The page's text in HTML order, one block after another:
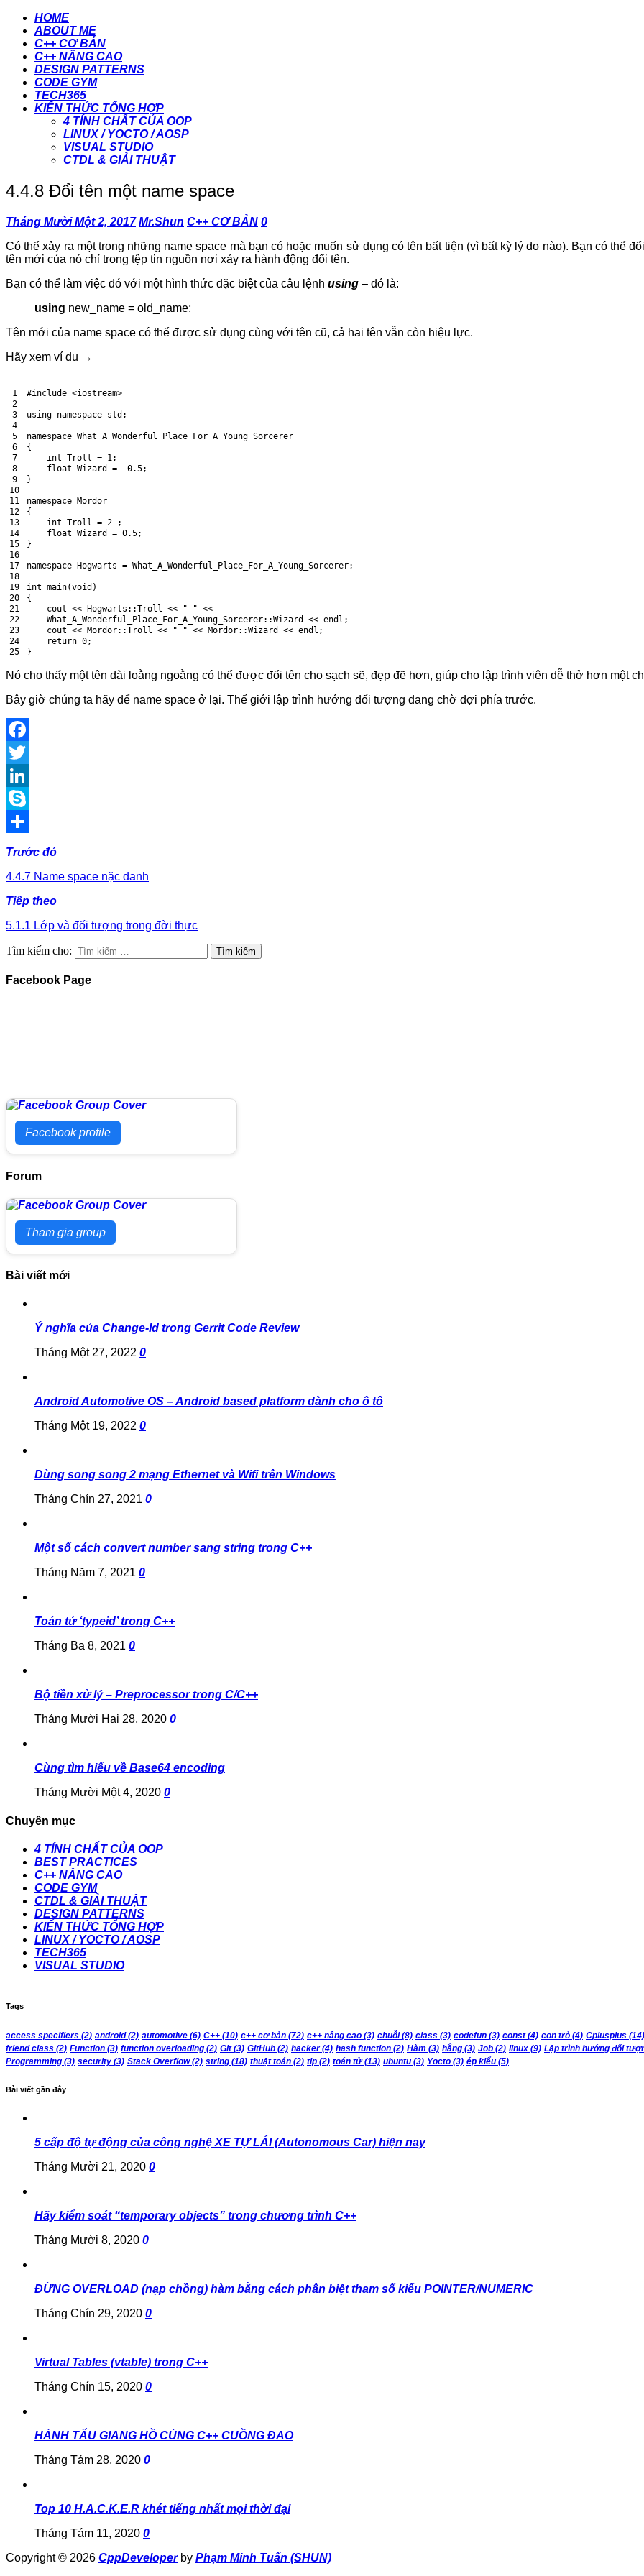
HOME
ABOUT ME
C++ CƠ BẢN
C++ NÂNG CAO
DESIGN PATTERNS
CODE GYM
TECH365
KIẾN THỨC TỔNG HỢP
4 TÍNH CHẤT CỦA OOP
LINUX / YOCTO / AOSP
VISUAL STUDIO
CTDL & GIẢI THUẬT
4.4.8 Đổi tên một name space
Tháng Mười Một 2, 2017 Mr.Shun C++ CƠ BẢN 0
Có thể xảy ra một trong những name space mà bạn có hoặc muốn sử dụng có tên bất tiện (vì bất kỳ lý do nào). Bạn có thể
tên mới của nó chỉ trong tệp tin nguồn nơi xảy ra hành động đổi tên.
Bạn có thể làm việc đó với một hình thức đặc biệt của câu lệnh using – đó là:
using new_name = old_name;
Tên mới của name space có thể được sử dụng cùng với tên cũ, cả hai tên vẫn còn hiệu lực.
Hãy xem ví dụ →
1
2
3
4
5
6
7
8
9
10
11
12
13
14
15
16
17
18
19
20
21
22
23
24
25
#include <iostream>
using namespace std ;
namespace What_A_Wonderful_Place_For_A_Young_Sorcerer
{
int Troll = 1;
float Wizard = -0.5;
}
namespace Mordor
{
int Troll = 2
;
float Wizard = 0.5;
}
namespace Hogwarts = What_A_Wonderful_Place_For_A_Young_Sorcerer;
int main(void )
{
cout << Hogwarts : :Troll << " " <<
What_A_Wonderful_Place_For_A_Young_Sorcerer: :Wizard << endl ;
cout << Mordor: :Troll << " " << Mordor: :Wizard << endl ;
return 0;
}
Nó cho thấy một tên dài loằng ngoằng có thể được đổi tên cho sạch sẽ, đẹp đẽ hơn, giúp cho lập trình viên dễ thở hơn một
Bây giờ chúng ta hãy để name space ở lại. Thế giới lập trình hướng đối tượng đang chờ đợi phía trước.
Facebook
Twitter
LinkedIn
Skype
Share
Trước đó
4.4.7 Name space nặc danh
Tiếp theo
5.1.1 Lớp và đối tượng trong đời thực
Tìm kiếm cho:
Facebook Page
Facebook profile
Forum
Tham gia group
Bài viết mới
Ý nghĩa của Change-Id trong Gerrit Code Review
Tháng Một 27, 2022 0
Android Automotive OS – Android based platform dành cho ô tô
Tháng Một 19, 2022 0
Dùng song song 2 mạng Ethernet và Wifi trên Windows
Tháng Chín 27, 2021 0
Một số cách convert number sang string trong C++
Tháng Năm 7, 2021 0
Toán tử ‘typeid’ trong C++
Tháng Ba 8, 2021 0
Bộ tiền xử lý – Preprocessor trong C/C++
Tháng Mười Hai 28, 2020 0
Cùng tìm hiểu về Base64 encoding
Tháng Mười Một 4, 2020 0
Chuyên mục
4 TÍNH CHẤT CỦA OOP
BEST PRACTICES
C++ NÂNG CAO
CODE GYM
CTDL & GIẢI THUẬT
DESIGN PATTERNS
KIẾN THỨC TỔNG HỢP
LINUX / YOCTO / AOSP
TECH365
VISUAL STUDIO
Tags
access specifiers (2) android(2) automotive (6) C++ (10) c++ cơ bản (72) c++ nâng cao (3) chuỗi(8) class (3) codefun (3) const(4) con trỏ (4) Cplusplus (14)
friend class (2) Function (3) function overloading (2) Git(3) GitHub (2) hacker(4) hash function (2) Hàm (3) hằng (3) Job (2) linux (9) Lập trình hướng đối
Programming (3) security (3) Stack Overflow(2) string (18) thuật toán (2) tip (2) toán tử(13) ubuntu (3) Yocto (3) ép kiểu (5)
Bài viết gần đây
5 cấp độ tự động của công nghệ XE TỰ LÁI (Autonomous Car) hiện nay
Tháng Mười 21, 2020 0
Hãy kiểm soát “temporary objects” trong chương trình C++
Tháng Mười 8, 2020 0
ĐỪNG OVERLOAD (nạp chồng) hàm bằng cách phân biệt tham số kiểu POINTER/NUMERIC
Tháng Chín 29, 2020 0
Virtual Tables (vtable) trong C++
Tháng Chín 15, 2020 0
HÀNH TẨU GIANG HỒ CÙNG C++ CUỒNG ĐAO
Tháng Tám 28, 2020 0
Top 10 H.A.C.K.E.R khét tiếng nhất mọi thời đại
Tháng Tám 11, 2020 0
Copyright © 2026 CppDeveloperby Phạm Minh Tuấn (SHUN)